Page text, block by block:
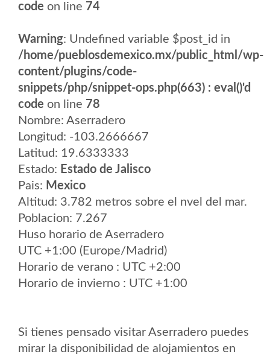
code on line 74
Warning: Undefined variable $post_id in
/home/pueblosdemexico.mx/public_html/wp-
content/plugins/code-
snippets/php/snippet-ops.php(663) : eval()'d
code on line 78
Nombre: Aserradero
Longitud: -103.2666667
Latitud: 19.6333333
Estado: Estado de Jalisco
Pais: Mexico
Altitud: 3.782 metros sobre el nvel del mar.
Poblacion: 7.267
Huso horario de Aserradero
UTC +1:00 (Europe/Madrid)
Horario de verano : UTC +2:00
Horario de invierno : UTC +1:00
Si tienes pensado visitar Aserradero puedes
mirar la disponibilidad de alojamientos en